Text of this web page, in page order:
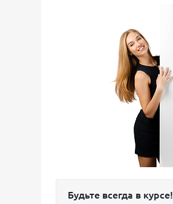
Будьте всегда в курсе!